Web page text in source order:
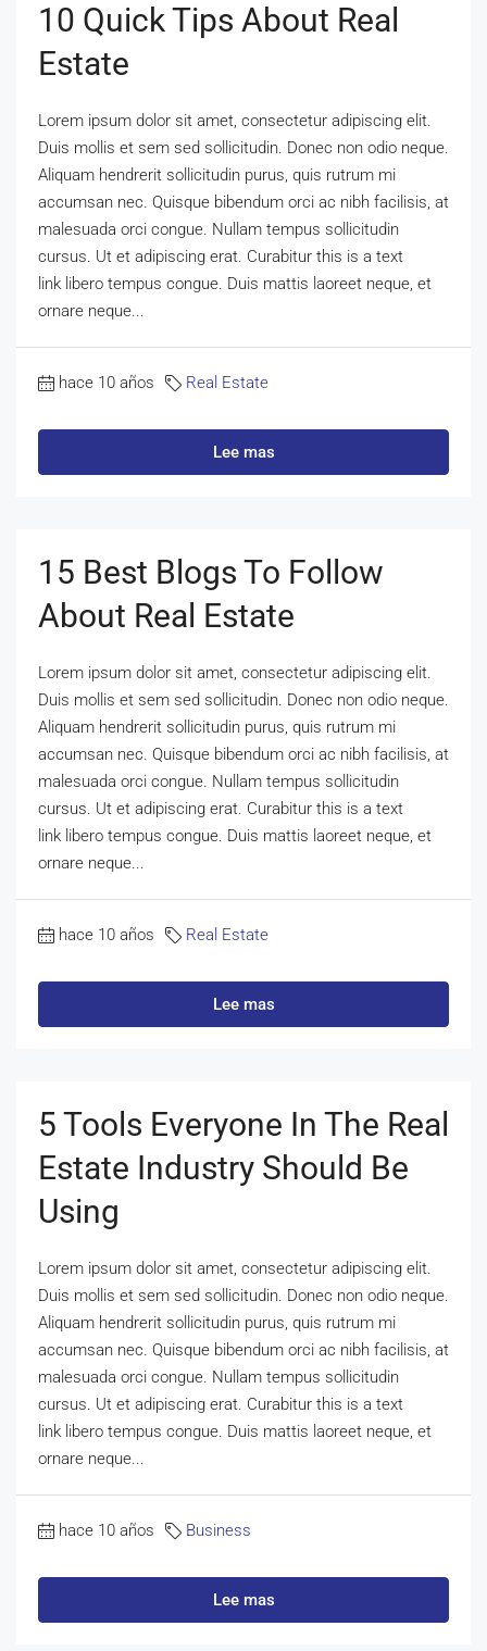
10 Quick Tips About Real
Estate
Lorem ipsum dolor sit amet, consectetur adipiscing elit.
Duis mollis et sem sed sollicitudin. Donec non odio neque.
Aliquam hendrerit sollicitudin purus, quis rutrum mi
accumsan nec. Quisque bibendum orci ac nibh facilisis, at
malesuada orci congue. Nullam tempus sollicitudin
cursus. Ut et adipiscing erat. Curabitur this is a text
link libero tempus congue. Duis mattis laoreet neque, et
ornare neque...
hace 10 años Real Estate
Lee mas
15 Best Blogs To Follow
About Real Estate
Lorem ipsum dolor sit amet, consectetur adipiscing elit.
Duis mollis et sem sed sollicitudin. Donec non odio neque.
Aliquam hendrerit sollicitudin purus, quis rutrum mi
accumsan nec. Quisque bibendum orci ac nibh facilisis, at
malesuada orci congue. Nullam tempus sollicitudin
cursus. Ut et adipiscing erat. Curabitur this is a text
link libero tempus congue. Duis mattis laoreet neque, et
ornare neque...
hace 10 años Real Estate
Lee mas
5 Tools Everyone In The Real
Estate Industry Should Be
Using
Lorem ipsum dolor sit amet, consectetur adipiscing elit.
Duis mollis et sem sed sollicitudin. Donec non odio neque.
Aliquam hendrerit sollicitudin purus, quis rutrum mi
accumsan nec. Quisque bibendum orci ac nibh facilisis, at
malesuada orci congue. Nullam tempus sollicitudin
cursus. Ut et adipiscing erat. Curabitur this is a text
link libero tempus congue. Duis mattis laoreet neque, et
ornare neque...
hace 10 años Business
Lee mas